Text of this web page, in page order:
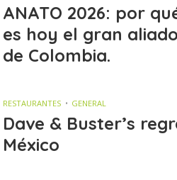
ANATO 2026: por
es hoy el gran
de Colombia.
RESTAURANTES GENERAL
Dave & Buster’s
México